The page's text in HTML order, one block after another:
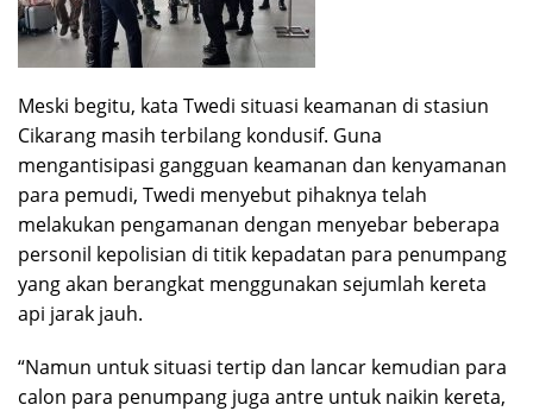
Meski begitu, kata Twedi situasi keamanan di stasiun
Cikarang masih terbilang kondusif. Guna
mengantisipasi gangguan keamanan dan kenyamanan
para pemudi, Twedi menyebut pihaknya telah
melakukan pengamanan dengan menyebar beberapa
personil kepolisian di titik kepadatan para penumpang
yang akan berangkat menggunakan sejumlah kereta
api jarak jauh.
“Namun untuk situasi tertip dan lancar kemudian para
calon para penumpang juga antre untuk naikin kereta,